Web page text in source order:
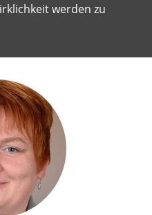
werden zu